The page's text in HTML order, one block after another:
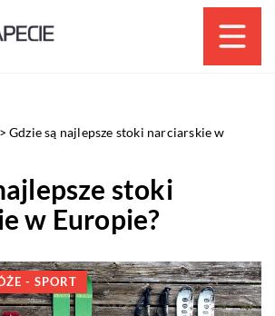
>Gdzie są najlepsze stoki narciarskie w
stoki
w Europie?
- SPORT